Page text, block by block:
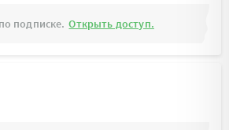
подписке. Открыть доступ.